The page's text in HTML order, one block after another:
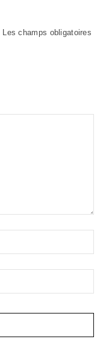
Les champs obligatoires